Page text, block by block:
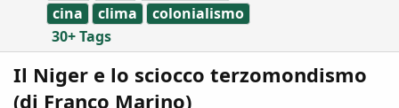
cina
clima
colonialismo
30+ Tags
Il Niger e lo sciocco terzomondismo
(di Franco Marino)